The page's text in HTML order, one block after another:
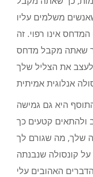
משלמים עליו
אינו רפוי. זה
מה שאומר שאתה מקבל מדחס
לעצב את הצליל שלך
היא גם גמישה
ולהתאים קטעים כך
שלך, מה שגורם לך
קונסולה שנבנתה
האהובים עלי